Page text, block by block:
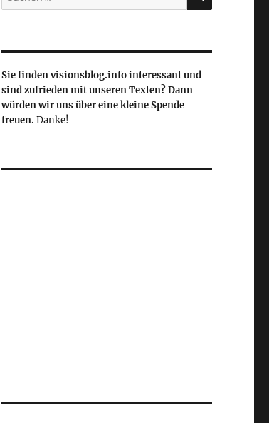
nach:
Sie finden visionsblog.info interessant und
sind zufrieden mit unseren Texten? Dann
würden wir uns über eine kleine Spende
freuen. Danke!